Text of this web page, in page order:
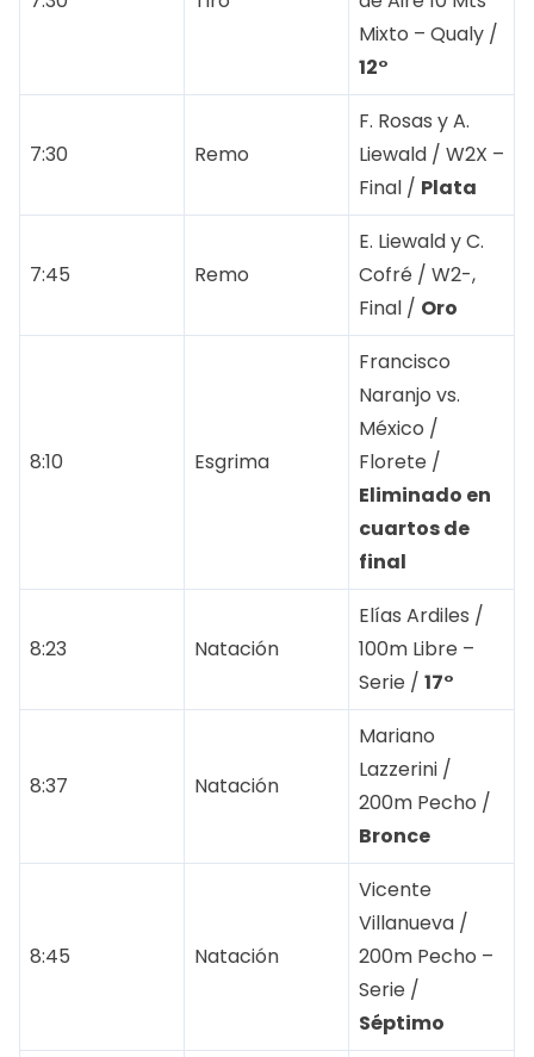
Mixto – Qualy /
12°
7:30 Remo
F. Rosas y A.
Liewald / W2X –
Final / Plata
7:45 Remo
E. Liewald y C.
Cofré / W2-,
Final / Oro
8:10 Esgrima
Francisco
Naranjo vs.
México /
Florete /
Eliminado en
cuartos de
final
8:23 Natación
Elías Ardiles /
100m Libre –
Serie / 17°
8:37 Natación
Mariano
Lazzerini /
200m Pecho /
Bronce
8:45 Natación
Vicente
Villanueva /
200m Pecho –
Serie /
Séptimo